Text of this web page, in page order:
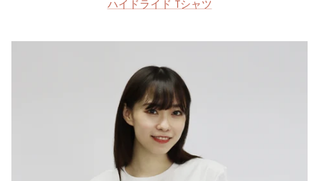
ハイドライド Tシャツ